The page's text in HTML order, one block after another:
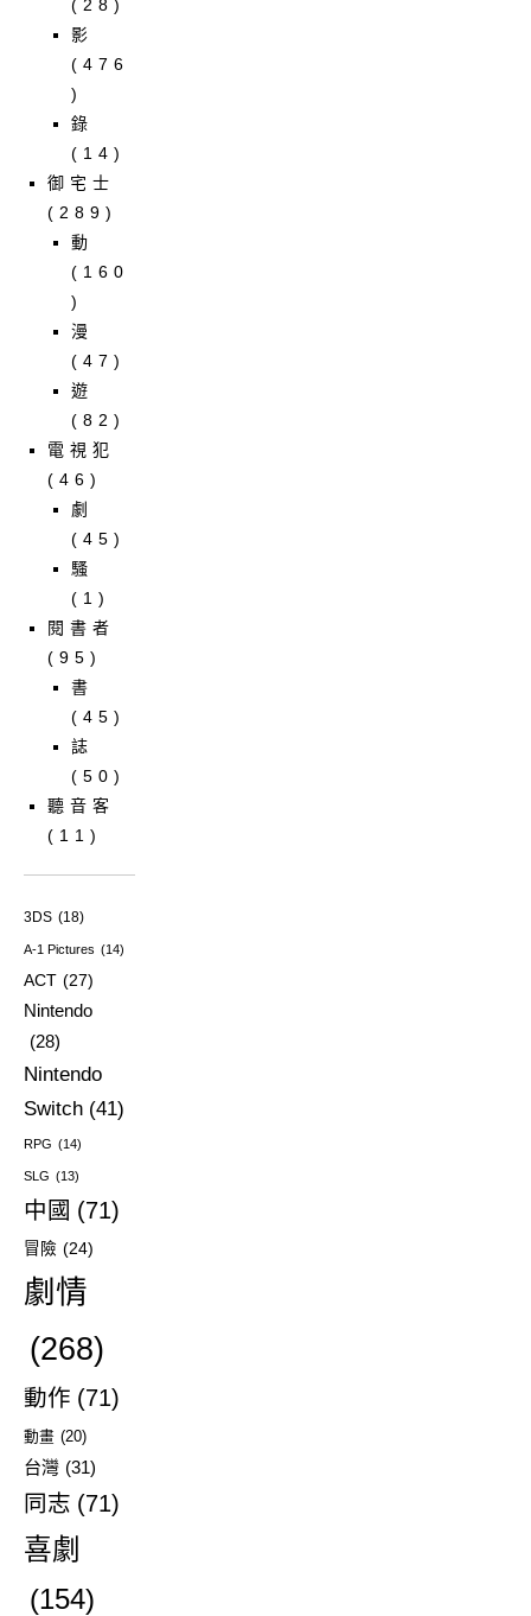
(28)
影
(476
)
錄
(14)
御宅士
(289)
動
(160
)
漫
(47)
遊
(82)
電視犯
(46)
劇
(45)
騷
(1)
閱書者
(95)
書
(45)
誌
(50)
聽音客
(11)
3DS (18)
A-1 Pictures (14)
ACT (27)
Nintendo
(28)
Nintendo
Switch (41)
RPG (14)
SLG (13)
中國 (71)
冒險 (24)
劇情
(268)
動作 (71)
動畫 (20)
台灣 (31)
同志 (71)
喜劇
(154)